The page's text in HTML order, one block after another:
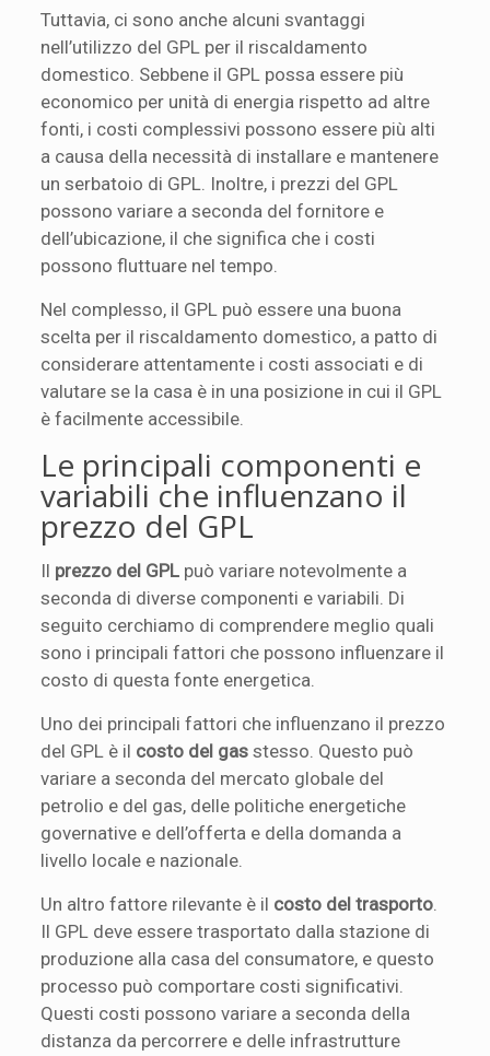
Tuttavia, ci sono anche alcuni svantaggi
nell’utilizzo del GPL per il riscaldamento
domestico. Sebbene il GPL possa essere più
economico per unità di energia rispetto ad altre
fonti, i costi complessivi possono essere più alti
a causa della necessità di installare e mantenere
un serbatoio di GPL. Inoltre, i prezzi del GPL
possono variare a seconda del fornitore e
dell’ubicazione, il che significa che i costi
possono fluttuare nel tempo.
Nel complesso, il GPL può essere una buona
scelta per il riscaldamento domestico, a patto di
considerare attentamente i costi associati e di
valutare se la casa è in una posizione in cui il GPL
è facilmente accessibile.
Le principali componenti e
variabili che influenzano il
prezzo del GPL
Il prezzo del GPL può variare notevolmente a
seconda di diverse componenti e variabili. Di
seguito cerchiamo di comprendere meglio quali
sono i principali fattori che possono influenzare il
costo di questa fonte energetica.
Uno dei principali fattori che influenzano il prezzo
del GPL è il costo del gas stesso. Questo può
variare a seconda del mercato globale del
petrolio e del gas, delle politiche energetiche
governative e dell’offerta e della domanda a
livello locale e nazionale.
Un altro fattore rilevante è il costo del trasporto.
Il GPL deve essere trasportato dalla stazione di
produzione alla casa del consumatore, e questo
processo può comportare costi significativi.
Questi costi possono variare a seconda della
distanza da percorrere e delle infrastrutture